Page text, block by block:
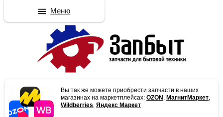
Вы так же можете приобрести запчасти в наших
магазинах на маркетплейсах:OZON , МагнитМаркет,
Wildberries,Яндекс Маркет
Меню